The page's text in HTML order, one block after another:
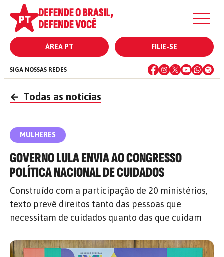
ÁREA PT FILIE-SE
SIGA NOSSAS REDES
← Todas as notícias
MULHERES
GOVERNO LULA ENVIA AO CONGRESSO
POLÍTICA NACIONAL DE CUIDADOS
Construído com a participação de 20 ministérios,
texto prevê direitos tanto das pessoas que
necessitam de cuidados quanto das que cuidam